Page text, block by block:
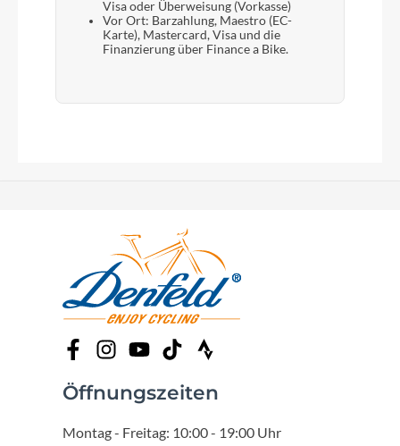
Visa oder Überweisung (Vorkasse)
Vor Ort: Barzahlung, Maestro (EC-
Karte), Mastercard, Visa und die
Finanzierung über Finance a Bike.
Öffnungszeiten
Montag - Freitag: 10:00 - 19:00 Uhr